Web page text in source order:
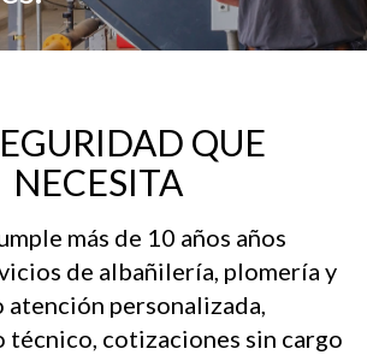
QUE
NECESITA
más de 10 años años
de albañilería, plomería y
atención personalizada,
técnico, cotizaciones sin cargo